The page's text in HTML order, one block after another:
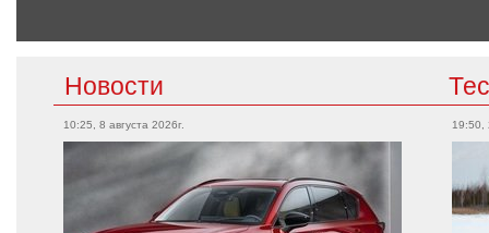
Новости
10:25, 8 августа 2026г. 19:50,